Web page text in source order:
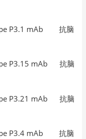
P3.1 mAb 抗脑
P3.15 mAb 抗脑
P3.21 mAb 抗脑
P3.4 mAb 抗脑